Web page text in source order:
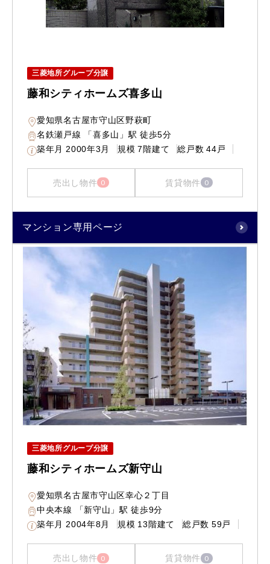
三菱地所グループ分譲
藤和シティホームズ喜多山
愛知県名古屋市守山区野萩町
名鉄瀬戸線 「喜多山」駅 徒歩5分
築年月 2000年3月 規模 7階建て 総戸数 44戸
売出し物件 0 賃貸物件 0
マンション専用ページ
三菱地所グループ分譲
藤和シティホームズ新守山
愛知県名古屋市守山区幸心２丁目
中央本線 「新守山」駅 徒歩9分
築年月 2004年8月 規模 13階建て 総戸数 59戸
売出し物件 0 賃貸物件 0